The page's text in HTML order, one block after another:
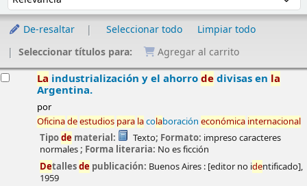
De-resaltar Seleccionar todo
Limpiar todo
Seleccionar títulos para:
Agregar al carrito
La industrialización y el ahorrodedivisas en la
Argentina.
por
Oficinadeestudios para lacolaboracióneconómica internacional
Tipode material: Texto; Formato: impreso caracteres
normales; Forma literaria: No es ficción
Detallesde publicación: Buenos Aires : [editor no identificado],
1959